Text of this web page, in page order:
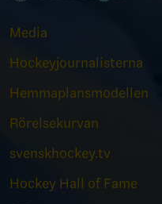
Media
Hockeyjournalisterna
Hemmaplansmodellen
Rörelsekurvan
svenskhockey.tv
Hockey Hall of Fame